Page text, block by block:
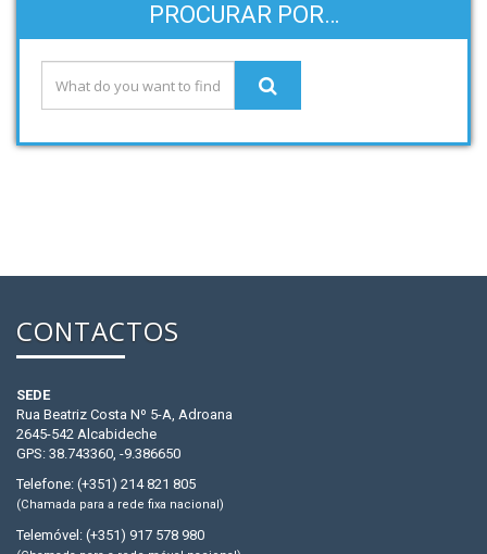
PROCURAR POR…
CONTACTOS
SEDE
Rua Beatriz Costa Nº 5-A, Adroana
2645-542 Alcabideche
GPS: 38.743360, -9.386650
Telefone: (+351) 214 821 805
(Chamada para a rede fixa nacional)
Telemóvel: (+351) 917 578 980